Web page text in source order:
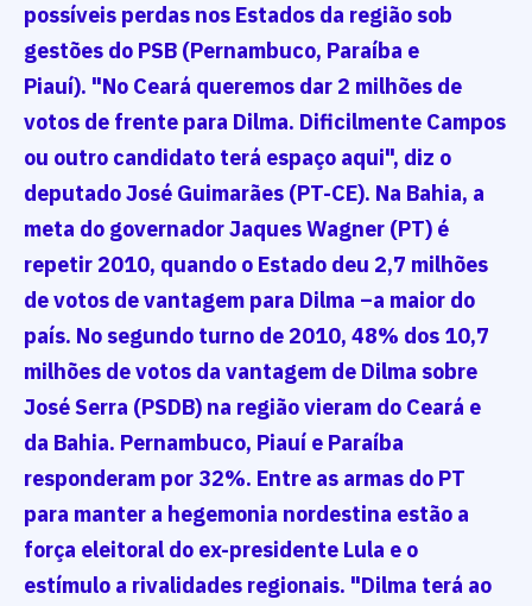
possíveis perdas nos Estados da região sob
gestões do PSB (Pernambuco, Paraíba e
Piauí). "No Ceará queremos dar 2 milhões de
votos de frente para Dilma. Dificilmente Campos
ou outro candidato terá espaço aqui", diz o
deputado José Guimarães (PT-CE). Na Bahia, a
meta do governador Jaques Wagner (PT) é
repetir 2010, quando o Estado deu 2,7 milhões
de votos de vantagem para Dilma –a maior do
país. No segundo turno de 2010, 48% dos 10,7
milhões de votos da vantagem de Dilma sobre
José Serra (PSDB) na região vieram do Ceará e
da Bahia. Pernambuco, Piauí e Paraíba
responderam por 32%. Entre as armas do PT
para manter a hegemonia nordestina estão a
força eleitoral do ex-presidente Lula e o
estímulo a rivalidades regionais. "Dilma terá ao